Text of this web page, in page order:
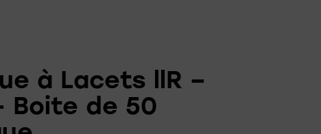
à Lacets llR –
Boite de 50